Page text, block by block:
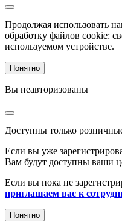
Продолжая использовать
обработку файлов cookie:
используемом устройстве.
Понятно
Вы неавторизованы
Доступны только
Если вы уже
Вам будут доступны ваши
Если вы пока не
приглашаем вас к
Понятно